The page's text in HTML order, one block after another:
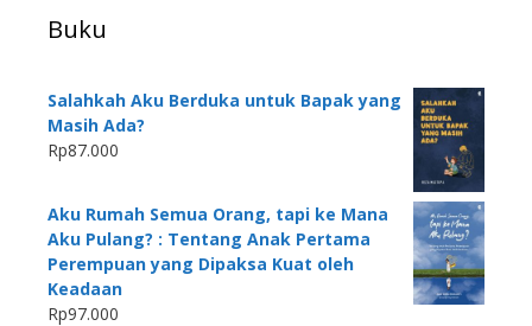
Buku
Salahkah Aku Berduka untuk Bapak yang
Masih Ada?
Rp87.000
Aku Rumah Semua Orang, tapi ke Mana
Aku Pulang? : Tentang Anak Pertama
Perempuan yang Dipaksa Kuat oleh
Keadaan
Rp97.000